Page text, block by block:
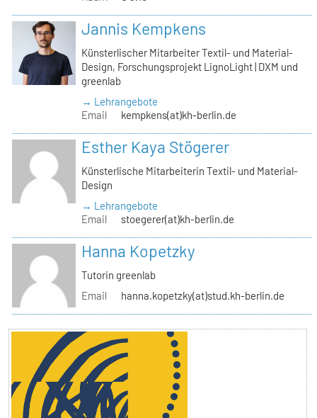
Jannis Kempkens
Künsterlischer Mitarbeiter Textil- und Material-
Design, Forschungsprojekt LignoLight | DXM und
greenlab
→ Lehrangebote
Email
kempkens(at)kh-berlin.de
Esther Kaya Stögerer
Künsterlische Mitarbeiterin Textil- und Material-
Design
→ Lehrangebote
Email
stoegerer(at)kh-berlin.de
Hanna Kopetzky
Tutorin greenlab
Email
hanna.kopetzky(at)stud.kh-berlin.de